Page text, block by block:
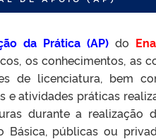
da Prática (AP) do
os conhecimentos, as
de licenciatura, bem
e atividades práticas
durante a realização
Básica, públicas ou